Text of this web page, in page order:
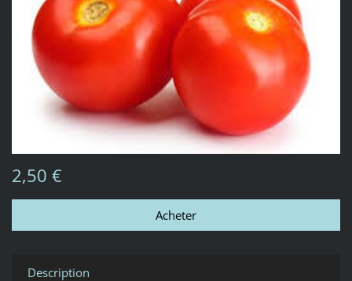
2,50 €
Description